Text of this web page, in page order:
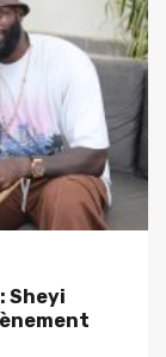
Sheyi